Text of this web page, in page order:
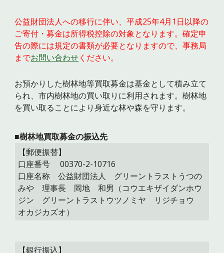
公益財団法人への移行に伴い、平成25年4月1日以降の
ご寄付・募金は所得税控除の対象となります。確定申
告の際には規定の書類が必要となりますので、事務局
までお問い合わせください。
お預かりした樹林地等買取募金は基金として積み立て
られ、市内樹林地の買い取りに利用されます。樹林地
を買い取ることにより身近な林や森を守ります。
■樹林地買取募金の振込先
【郵便振替】
口座番号 00370-2-10716
口座名称 公益財団法人 グリーントラストうつの
みや 理事長 岡地 和男（コウエキザイダンホウ
ジン グリーントラストウツノミヤ リジチョウ
オカジカズオ）
【銀行振込】